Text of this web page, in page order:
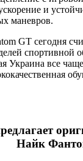
и
маневров.
GT сегодня
спортивной
Украина все
Найк